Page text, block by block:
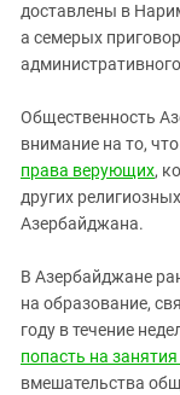
доставлены в
а семерых
Общественность
внимание на то, что
права верующих,
других
Азербайджана.
В Азербайджане
на образование,
году в течение
попасть на
вмешательства